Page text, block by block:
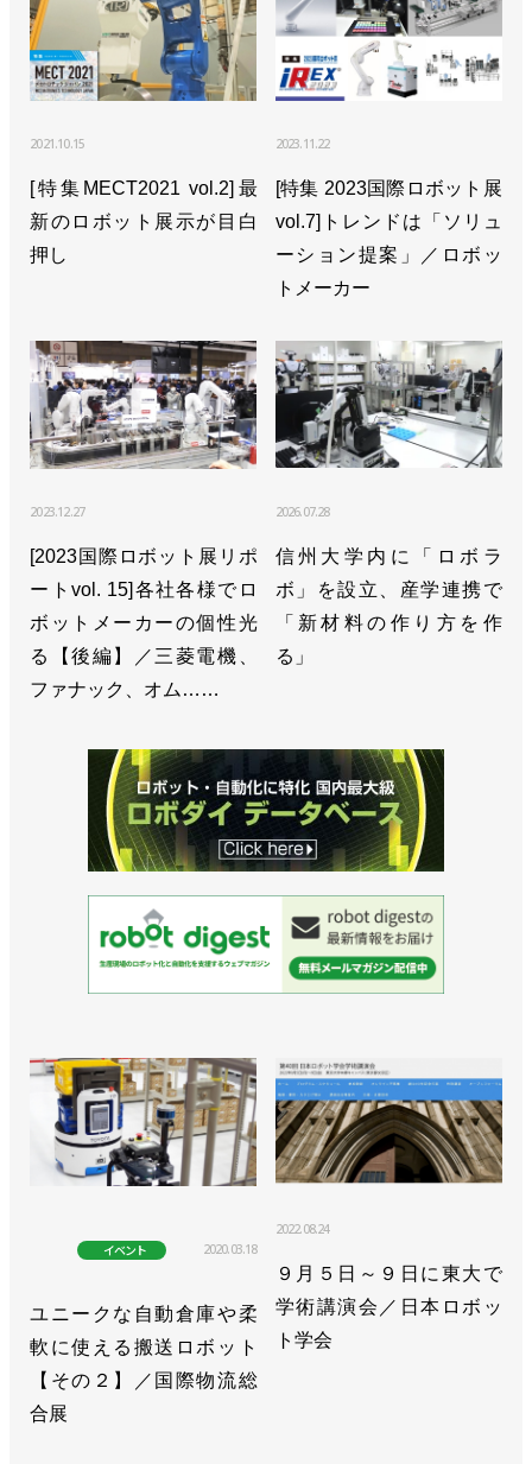
感示す
>>[iREX2025リポートvol.6]金属加工の自動化・ロボ
ット化を提案
>>[iREX2025リポートvol.5]ユニークな協働ロボット
など新たな製品やアプリケーションが続々
>>[iREX2025リポートvol.4]最新のデジタルツイン工
場をブースに再現
進化
>>[iREX2025展示リポートvol.2]「組み合わせ」で魅
するSIer・商社
2021.10.15
[特集MECT2021 vol.2]最
新のロボット展示が目白
押し
2023.11.22
[特集 2023国際ロボット展
vol.7]トレンドは「ソリュ
ーション提案」／ロボッ
トメーカー
2023.12.27
[2023国際ロボット展リポ
ートvol. 15]各社各様でロ
ボットメーカーの個性光
る【後編】／三菱電機、
ファナック、オム……
2026.07.28
信州大学内に「ロボラ
ボ」を設立、産学連携で
「新材料の作り方を作
る」
イベント 2020.03.18
ユニークな自動倉庫や柔
軟に使える搬送ロボット
【その２】／国際物流総
合展
2022.08.24
９月５日～９日に東大で
学術講演会／日本ロボッ
ト学会